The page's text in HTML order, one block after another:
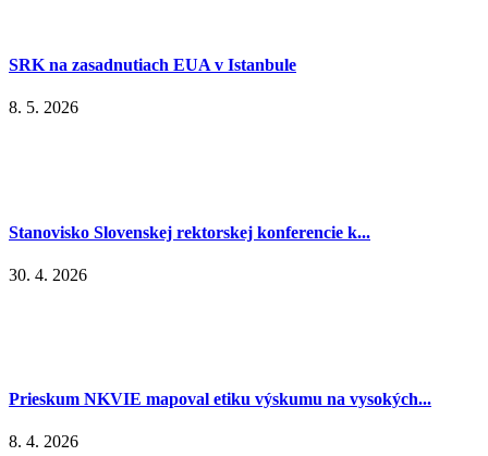
SRK na zasadnutiach EUA v Istanbule
8. 5. 2026
Stanovisko Slovenskej rektorskej konferencie k...
30. 4. 2026
Prieskum NKVIE mapoval etiku výskumu na vysokých...
8. 4. 2026